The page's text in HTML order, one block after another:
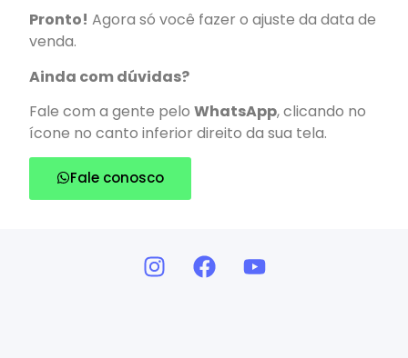
Pronto! Agora só você fazer o ajuste da data de
venda.
Ainda com dúvidas?
Fale com a gente pelo WhatsApp, clicando no
ícone no canto inferior direito da sua tela.
Fale conosco